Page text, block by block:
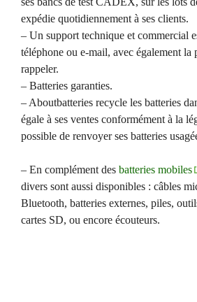
expédie quotidiennement à ses clients.
– Un support technique et commercial
téléphone ou e-mail, avec également la
rappeler.
– Batteries garanties.
– Aboutbatteries recycle les batteries
égale à ses ventes conformément à la
possible de renvoyer ses batteries
– En complément des batteries mobiles
divers sont aussi disponibles : câbles
Bluetooth, batteries externes, piles,
cartes SD, ou encore écouteurs.